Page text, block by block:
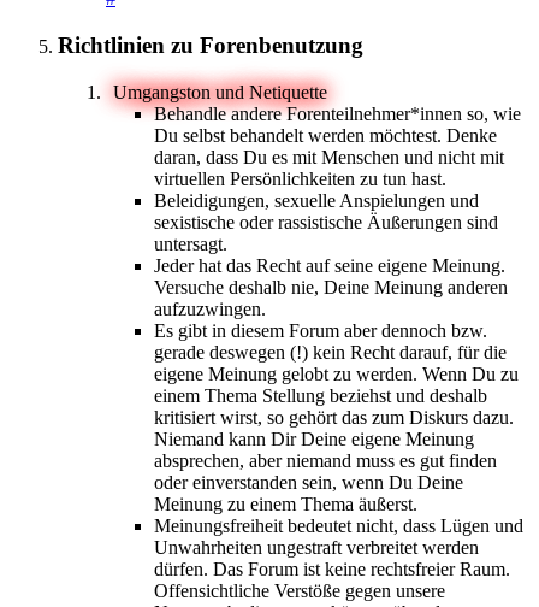
Richtlinien zu Forenbenutzung
Umgangston und Netiquette
Behandle andere Forenteilnehmer*innen so, wie
Du selbst behandelt werden möchtest. Denke
daran, dass Du es mit Menschen und nicht mit
virtuellen Persönlichkeiten zu tun hast.
Beleidigungen, sexuelle Anspielungen und
sexistische oder rassistische Äußerungen sind
untersagt.
Jeder hat das Recht auf seine eigene Meinung.
Versuche deshalb nie, Deine Meinung anderen
aufzuzwingen.
Es gibt in diesem Forum aber dennoch bzw.
gerade deswegen (!) kein Recht darauf, für die
eigene Meinung gelobt zu werden. Wenn Du zu
einem Thema Stellung beziehst und deshalb
kritisiert wirst, so gehört das zum Diskurs dazu.
Niemand kann Dir Deine eigene Meinung
absprechen, aber niemand muss es gut finden
oder einverstanden sein, wenn Du Deine
Meinung zu einem Thema äußerst.
Meinungsfreiheit bedeutet nicht, dass Lügen und
Unwahrheiten ungestraft verbreitet werden
dürfen. Das Forum ist keine rechtsfreier Raum.
Offensichtliche Verstöße gegen unsere